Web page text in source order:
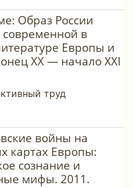
Образ России
в
Европы и
XX — начало XXI
труд
войны на
картах Европы:
сознание и
мифы. 2011.